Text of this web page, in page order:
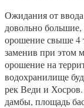
Ожидания от
довольно
орошение свыше 4
заменив при этом
орошение на
водохранилище
рек Веди и
дамбы, площадь